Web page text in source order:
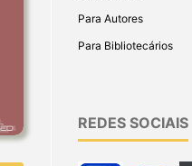
Para Autores
Para Bibliotecários
REDES SOCIAIS